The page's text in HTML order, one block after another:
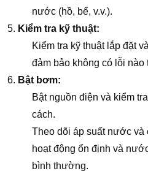
nước (hồ, bể, v.v.).
Kiểm tra kỹ thuật:
Kiểm tra kỹ thuật lắp đặt
đảm bảo không có lỗi
Bật bơm:
Bật nguồn điện và kiểm
cách.
Theo dõi áp suất nước và
hoạt động ổn định và
bình thường.